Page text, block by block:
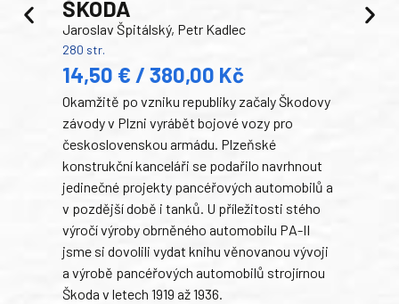
ŠKODA
Jaroslav Špitálský, Petr Kadlec
280 str.
14,50 € / 380,00 Kč
Okamžitě po vzniku republiky začaly Škodovy
závody v Plzni vyrábět bojové vozy pro
československou armádu. Plzeňské
konstrukční kanceláři se podařilo navrhnout
jedinečné projekty pancéřových automobilů a
v pozdější době i tanků. U příležitosti stého
výročí výroby obrněného automobilu PA-II
jsme si dovolili vydat knihu věnovanou vývoji
a výrobě pancéřových automobilů strojírnou
Škoda v letech 1919 až 1936.